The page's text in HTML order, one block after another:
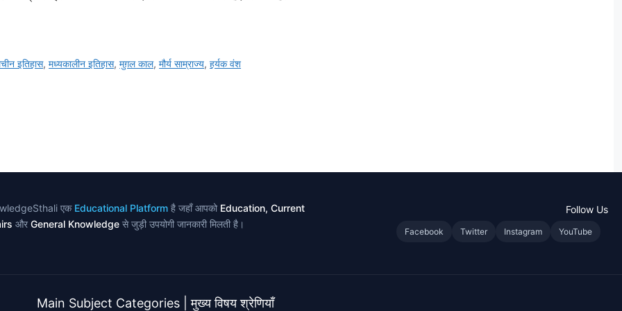
इतिहास,मध्यकालीन इतिहास,मुग़ल काल,मौर्य साम्राज्य,हर्यक वंश
एक Educational Platform है जहाँ आपको Education, Current
और General Knowledge से जुड़ी उपयोगी जानकारी मिलती है।
Follow Us
Facebook Twitter Instagram YouTube
Main Subject Categories | मुख्य विषय श्रेणियाँ